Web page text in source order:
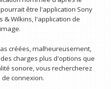
être l'application Sony
& Wilkins, l'application de
créées, malheureusement,
charges plus d'options que
sonore, vous rechercherez
connexion.